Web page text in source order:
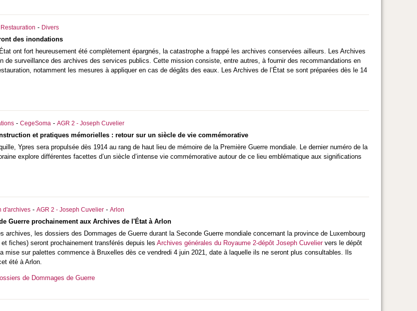
Restauration - Divers
des inondations
ont fort heureusement été complètement épargnés, la catastrophe a frappé les archives conservées ailleurs. Les Archives
de surveillance des archives des services publics. Cette mission consiste, entre autres, à fournir des recommandations en
notamment les mesures à appliquer en cas de dégâts des eaux. Les Archives de l’État se sont préparées dès le 14
- CegeSoma - AGR 2 - Joseph Cuvelier
et pratiques mémorielles : retour sur un siècle de vie commémorative
Ypres sera propulsée dès 1914 au rang de haut lieu de mémoire de la Première Guerre mondiale. Le dernier numéro de la
explore différentes facettes d’un siècle d’intense vie commémorative autour de ce lieu emblématique aux significations
d'archives - AGR 2 - Joseph Cuvelier - Arlon
Guerre prochainement aux Archives de l'État à Arlon
archives, les dossiers des Dommages de Guerre durant la Seconde Guerre mondiale concernant la province de Luxembourg
fiches) seront prochainement transférés depuis les Archives générales du Royaume 2-dépôt Joseph Cuveliervers le dépôt
mise sur palettes commence à Bruxelles dès ce vendredi 4 juin 2021, date à laquelle ils ne seront plus consultables. Ils
été à Arlon.
de Dommages de Guerre